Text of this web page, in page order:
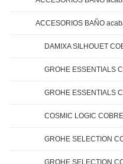
ACCESORIOS BAÑO
DAMIXA SILHOUET
GROHE ESSENTIALS
GROHE ESSENTIALS
COSMIC LOGIC
GROHE SELECTION
GROHE SELECTION